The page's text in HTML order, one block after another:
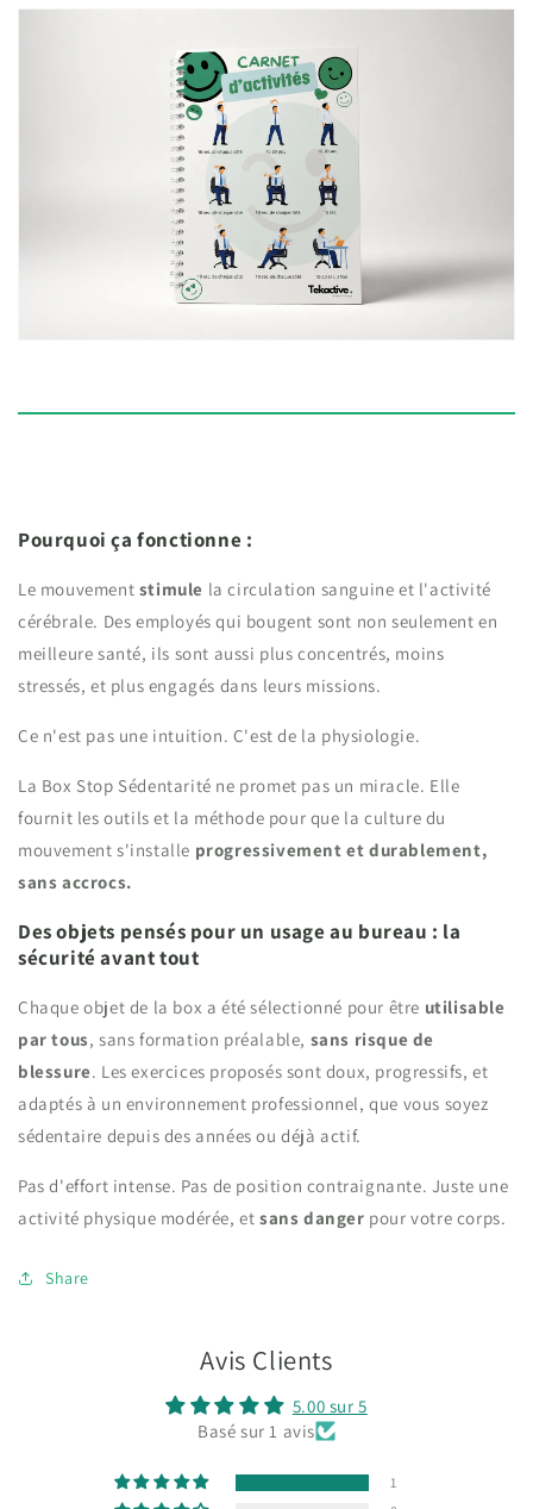
Pourquoi ça fonctionne :
Le mouvement stimule la circulation sanguine et l'activité
cérébrale. Des employés qui bougent sont non seulement en
meilleure santé, ils sont aussi plus concentrés, moins
stressés, et plus engagés dans leurs missions.
Ce n'est pas une intuition. C'est de la physiologie.
La Box Stop Sédentarité ne promet pas un miracle. Elle
fournit les outils et la méthode pour que la culture du
mouvement s'installe progressivement et durablement,
sans accrocs.
Des objets pensés pour un usage au bureau : la
sécurité avant tout
Chaque objet de la box a été sélectionné pour être utilisable
par tous, sans formation préalable, sans risque de
blessure. Les exercices proposés sont doux, progressifs, et
adaptés à un environnement professionnel, que vous soyez
sédentaire depuis des années ou déjà actif.
Pas d'effort intense. Pas de position contraignante. Juste une
activité physique modérée, etsans danger pour votre corps.
Share
Avis Clients
5.00 sur 5
Basé sur 1 avis
1